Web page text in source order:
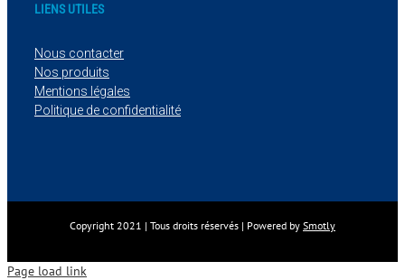
LIENS UTILES
Nous contacter
Nos produits
Mentions légales
Politique de confidentialité
Copyright 2021 | Tous droits réservés | Powered by Smotly
Page load link